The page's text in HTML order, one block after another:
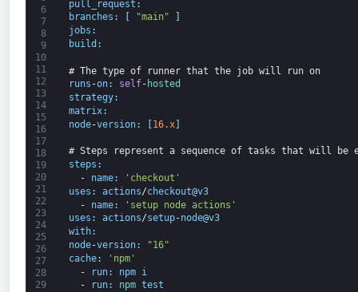
6
7
8
9
10
11
12
13
14
15
16
17
18
19
20
21
22
23
24
25
26
27
28
29
pull_request :
branches : "main"
jobs :
build :
# The type of runner that the job will run on
runs -on: self- hosted
strategy:
matrix:
node-version: [16.x]
# Steps represent a sequence of tasks that will be
steps :
-
name:
'checkout'
uses : actions/checkout@v3
-
name:
'setup node actions'
uses : actions/setup-node@v3
with:
node-version:
"16"
cache:
'npm'
-
run: npm
i
-
run: npm test